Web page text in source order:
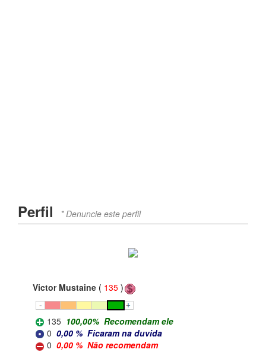
Perfil * Denuncie este perfil
Victor Mustaine ( 135 )
135 100,00% Recomendam ele
0 0,00 % Ficaram na duvida
0 0,00 % Não recomendam